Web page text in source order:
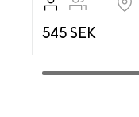
545 SEK